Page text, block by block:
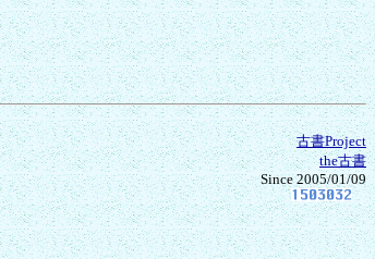
古書Project
the古書
Since 2005/01/09